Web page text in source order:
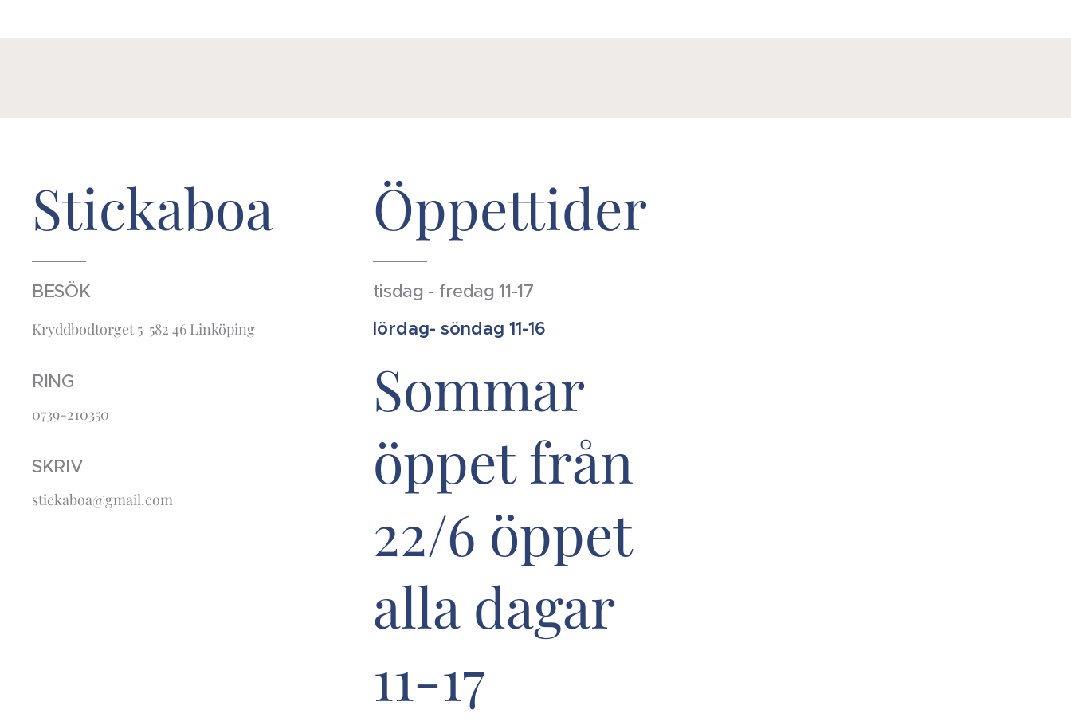
Stickaboa
BESÖK
Kryddbodtorget 5 582 46 Linköping
RING
0739-210350
SKRIV
stickaboa@gmail.com
Öppettider
tisdag - fredag 11-17
lördag- söndag 11-16
Sommar
öppet från
22/6 öppet
alla dagar
11-17